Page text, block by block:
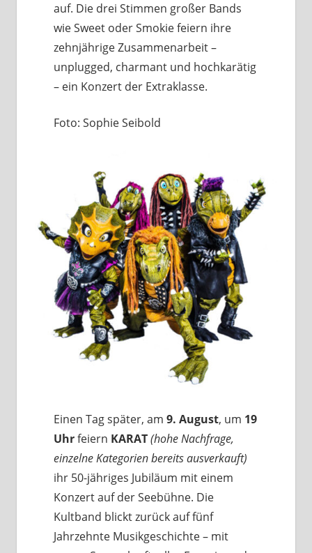
auf. Die drei Stimmen großer Bands
wie Sweet oder Smokie feiern ihre
zehnjährige Zusammenarbeit –
unplugged, charmant und hochkarätig
– ein Konzert der Extraklasse.
Foto: Sophie Seibold
Einen Tag später, am9. August, um 19
Uhrfeiern KARAT(hohe Nachfrage,
einzelne Kategorien bereits ausverkauft)
ihr 50-jähriges Jubiläum mit einem
Konzert auf der Seebühne. Die
Kultband blickt zurück auf fünf
Jahrzehnte Musikgeschichte – mit